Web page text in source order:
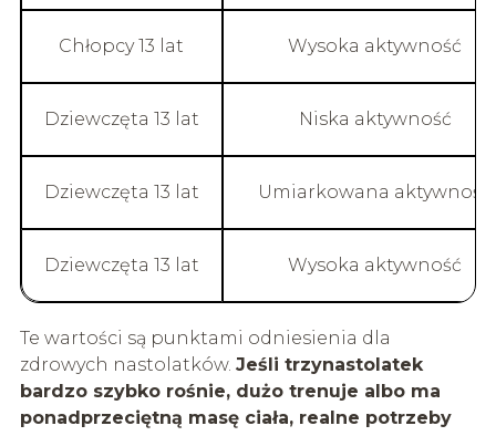
Chłopcy 13 lat Wysoka aktywność
Dziewczęta 13 lat Niska aktywność
Dziewczęta 13 lat Umiarkowana aktywność
Dziewczęta 13 lat Wysoka aktywność
Te wartości są punktami odniesienia dla
zdrowych nastolatków. Jeśli trzynastolatek
bardzo szybko rośnie, dużo trenuje albo ma
ponadprzeciętną masę ciała, realne potrzeby